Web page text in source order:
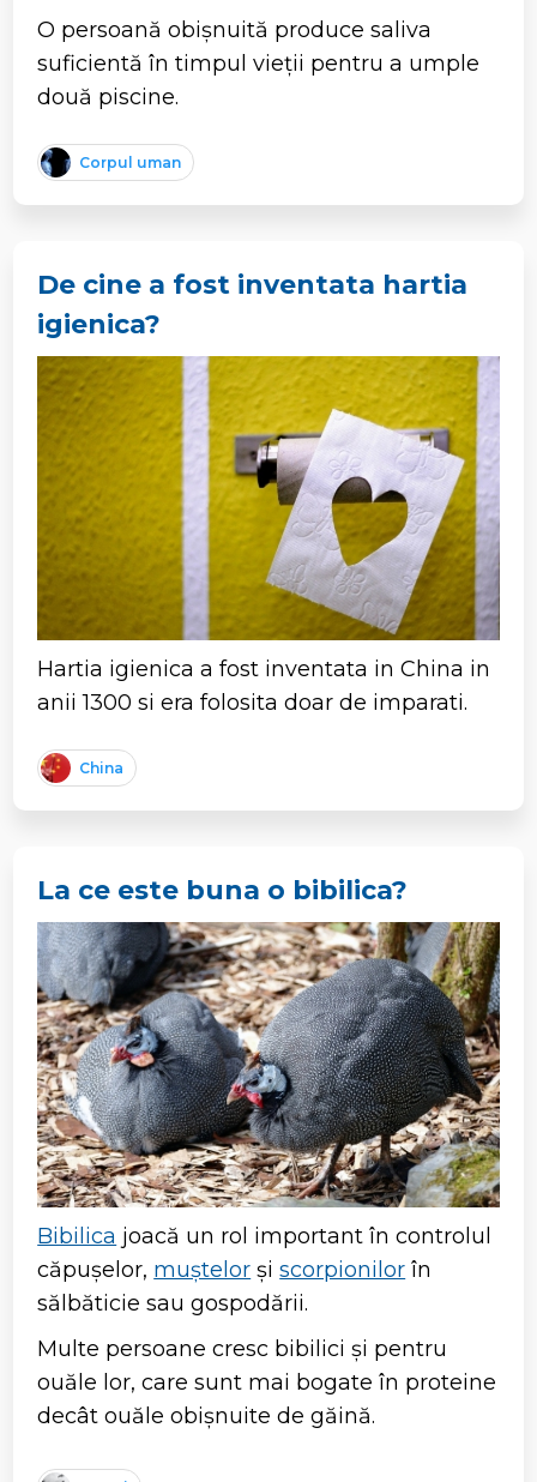
O persoană obișnuită produce saliva
suficientă în timpul vieții pentru a umple
două piscine.
Corpul uman
De cine a fost inventata hartia
igienica?
Hartia igienica a fost inventata in China in
anii 1300 si era folosita doar de imparati.
China
La ce este buna o bibilica?
Bibilica joacă un rol important în controlul
căpușelor, muștelor șiscorpionilor în
sălbăticie sau gospodării.
Multe persoane cresc bibilici și pentru
ouăle lor, care sunt mai bogate în proteine
decât ouăle obișnuite de găină.